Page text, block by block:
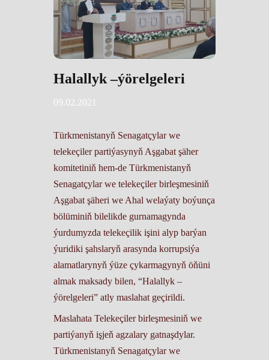
Halallyk –ýörelgeleri
09.02.2021
Türkmenistanyň Senagatçylar we
telekeçiler partiýasynyň Aşgabat şäher
komitetiniň hem-de Türkmenistanyň
Senagatçylar we telekeçiler birleşmesiniň
Aşgabat şäheri we Ahal welaýaty boýunça
bölüminiň bilelikde gurnamagynda
ýurdumyzda telekeçilik işini alyp barýan
ýuridiki şahslaryň arasynda korrupsiýa
alamatlarynyň ýüze çykarmagynyň öňüni
almak maksady bilen, “Halallyk –
ýörelgeleri” atly maslahat geçirildi.
Maslahata Telekeçiler birleşmesiniň we
partiýanyň işjeň agzalary gatnaşdylar.
Türkmenistanyň Senagatçylar we